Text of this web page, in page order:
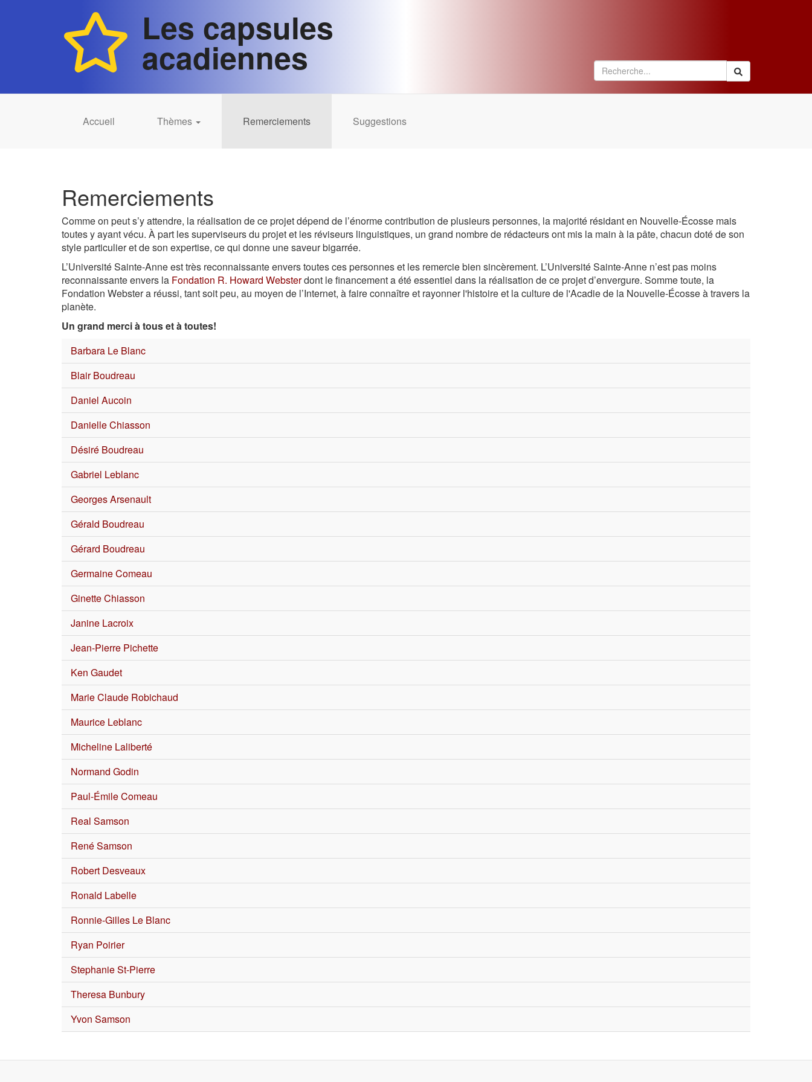
Les capsules
acadiennes
Accueil Thèmes Remerciements Suggestions
Remerciements
Comme on peut s’y attendre, la réalisation de ce projet dépend de l’énorme contribution de plusieurs personnes, la majorité résidant en Nouvelle-Écosse mais
toutes y ayant vécu. À part les superviseurs du projet et les réviseurs linguistiques, un grand nombre de rédacteurs ont mis la main à la pâte, chacun doté de son
style particulier et de son expertise, ce qui donne une saveur bigarrée.
L’Université Sainte-Anne est très reconnaissante envers toutes ces personnes et les remercie bien sincèrement. L’Université Sainte-Anne n’est pas moins
reconnaissante envers la Fondation R. Howard Websterdont le financement a été essentiel dans la réalisation de ce projet d’envergure. Somme toute, la
Fondation Webster a réussi, tant soit peu, au moyen de l’Internet, à faire connaître et rayonner l'histoire et la culture de l'Acadie de la Nouvelle-Écosse à travers la
planète.
Un grand merci à tous et à toutes!
Barbara Le Blanc
Blair Boudreau
Daniel Aucoin
Danielle Chiasson
Désiré Boudreau
Gabriel Leblanc
Georges Arsenault
Gérald Boudreau
Gérard Boudreau
Germaine Comeau
Ginette Chiasson
Janine Lacroix
Jean-Pierre Pichette
Ken Gaudet
Marie Claude Robichaud
Maurice Leblanc
Micheline Laliberté
Normand Godin
Paul-Émile Comeau
Real Samson
René Samson
Robert Desveaux
Ronald Labelle
Ronnie-Gilles Le Blanc
Ryan Poirier
Stephanie St-Pierre
Theresa Bunbury
Yvon Samson